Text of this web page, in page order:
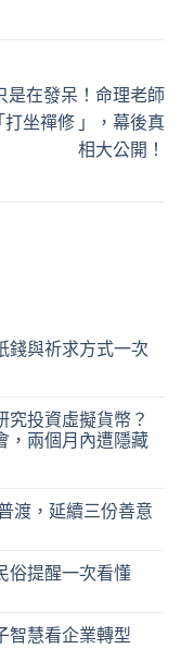
是在發呆！命理老師
打坐禪修 」，幕後真
相大公開！
錢與祈求方式一次
究投資虛擬貨幣？
，兩個月內遭隱藏
渡，延續三份善意
俗提醒一次看懂
智慧看企業轉型